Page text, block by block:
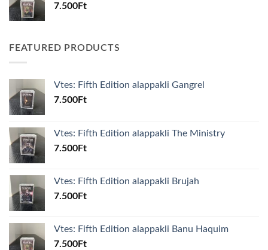
7.500Ft
FEATURED PRODUCTS
Vtes: Fifth Edition alappakli Gangrel
7.500Ft
Vtes: Fifth Edition alappakli The Ministry
7.500Ft
Vtes: Fifth Edition alappakli Brujah
7.500Ft
Vtes: Fifth Edition alappakli Banu Haquim
7.500Ft